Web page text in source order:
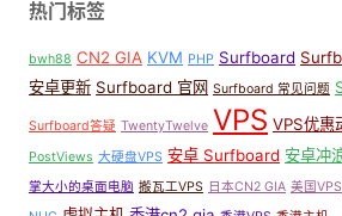
热门标签
bwh88 CN2 GIA KVM PHP Surfboard
安卓更新 Surfboard 官网 Surfboard 常见问题
Surfboard答疑 TwentyTwelve VPS VPS优惠
PostViews 大硬盘VPS 安卓 Surfboard 安卓冲
掌大小的桌面电脑 搬瓦工VPS 日本CN2 GIA 美国VPS